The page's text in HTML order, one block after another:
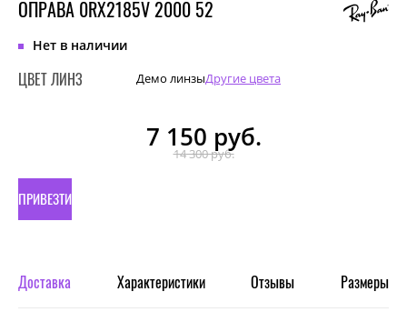
ОПРАВА 0RX2185V 2000 52
Нет в наличии
ЦВЕТ ЛИНЗ Демо линзыДругие цвета
7 150 руб.
14 300 руб.
ПРИВЕЗТИ
ЗАКАЗ
Доставка Характеристики Отзывы Размеры